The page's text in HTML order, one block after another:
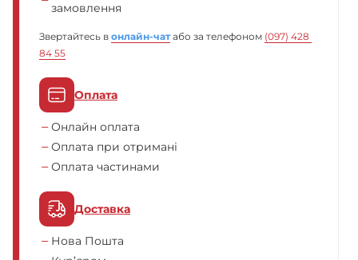
замовлення
Звертайтесь в онлайн-чат або за телефоном (097) 428
84 55
Оплата
Онлайн оплата
Оплата при отримані
Оплата частинами
Доставка
Нова Пошта